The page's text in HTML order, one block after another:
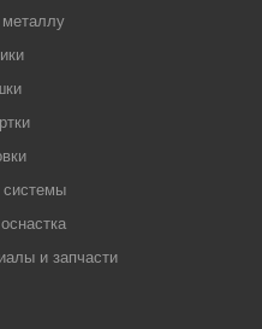
системы
и запчасти